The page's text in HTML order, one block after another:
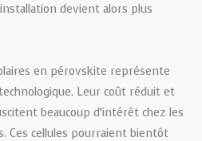
devient alors plus
en pérovskite représente
Leur coût réduit et
beaucoup d’intérêt chez les
Ces cellules pourraient bientôt